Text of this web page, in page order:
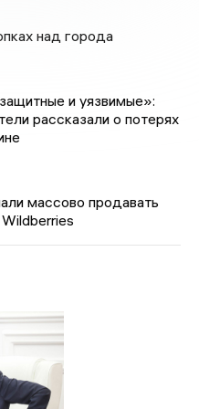
над города
и уязвимые»:
рассказали о потерях
массово продавать